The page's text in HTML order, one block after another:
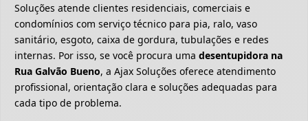
Soluções atende clientes residenciais, comerciais e
condomínios com serviço técnico para pia, ralo, vaso
sanitário, esgoto, caixa de gordura, tubulações e redes
internas. Por isso, se você procura uma desentupidora na
Rua Galvão Bueno, a Ajax Soluções oferece atendimento
profissional, orientação clara e soluções adequadas para
cada tipo de problema.